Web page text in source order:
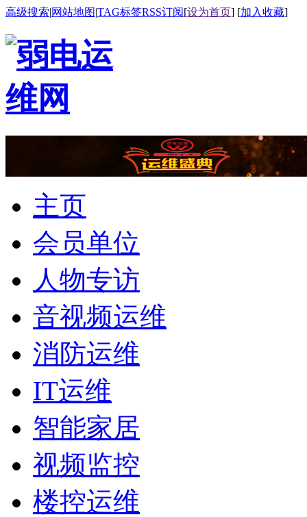
高级搜索|网站地图|TAG标签RSS订阅[设为首页] [加入收藏]
主页
会员单位
人物专访
音视频运维
消防运维
IT运维
智能家居
视频监控
楼控运维